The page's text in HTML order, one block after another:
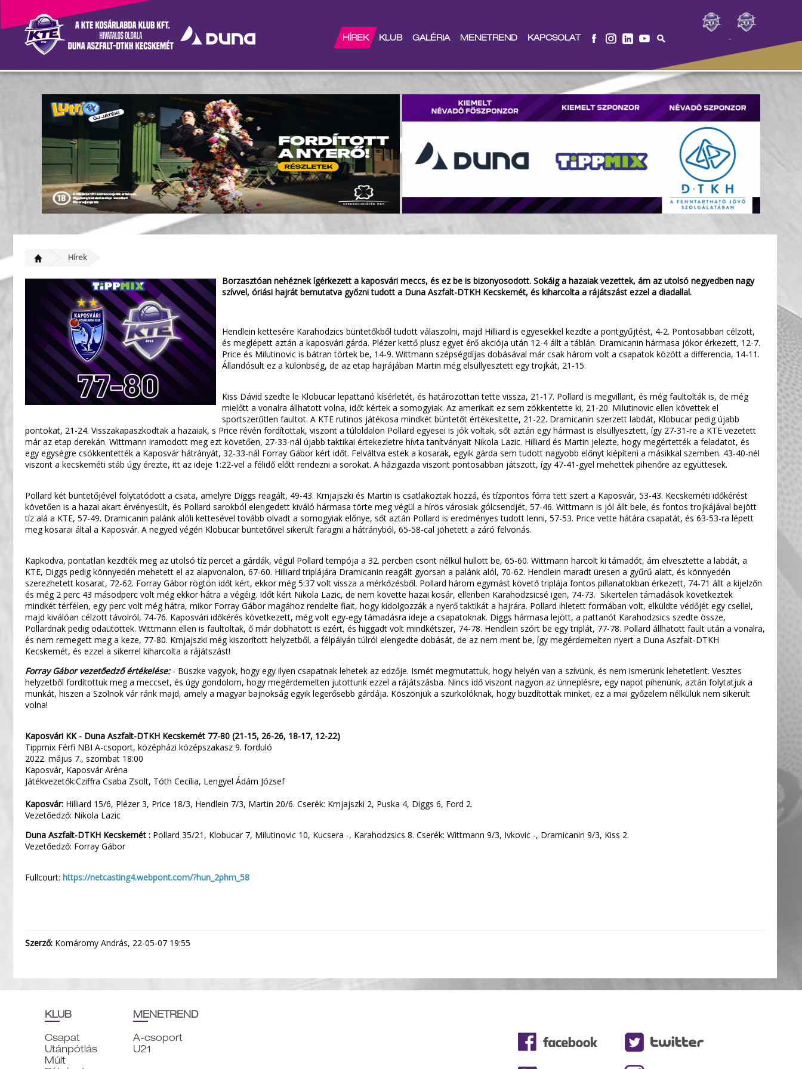
-
HÍREK KLUB GALÉRIA MENETREND KAPCSOLAT
Nagy szív, óriási hajrá, rájátszást érő diadal
Hírek
Borzasztóan nehéznek ígérkezett a kaposvári meccs, és ez be is bizonyosodott. Sokáig a hazaiak vezettek, ám az utolsó negyedben nagy
szívvel, óriási hajrát bemutatva győzni tudott a Duna Aszfalt-DTKH Kecskemét, és kiharcolta a rájátszást ezzel a diadallal.
Hendlein kettesére Karahodzics büntetőkből tudott válaszolni, majd Hilliard is egyesekkel kezdte a pontgyűjtést, 4-2. Pontosabban célzott,
és meglépett aztán a kaposvári gárda. Plézer kettő plusz egyet érő akciója után 12-4 állt a táblán. Dramicanin hármasa jókor érkezett, 12-7.
Price és Milutinovic is bátran törtek be, 14-9. Wittmann szépségdíjas dobásával már csak három volt a csapatok között a differencia, 14-11.
Állandósult ez a különbség, de az etap hajrájában Martin még elsüllyesztett egy trojkát, 21-15.
Kiss Dávid szedte le Klobucar lepattanó kísérletét, és határozottan tette vissza, 21-17. Pollard is megvillant, és még faultolták is, de még
mielőtt a vonalra állhatott volna, időt kértek a somogyiak. Az amerikait ez sem zökkentette ki, 21-20. Milutinovic ellen követtek el
sportszerűtlen faultot. A KTE rutinos játékosa mindkét büntetőt értékesítette, 21-22. Dramicanin szerzett labdát, Klobucar pedig újabb
pontokat, 21-24. Visszakapaszkodtak a hazaiak, s Price révén fordítottak, viszont a túloldalon Pollard egyesei is jók voltak, sőt aztán egy hármast is elsüllyesztett, így 27-31-re a KTE vezetett
már az etap derekán. Wittmann iramodott meg ezt követően, 27-33-nál újabb taktikai értekezletre hívta tanítványait Nikola Lazic. Hilliard és Martin jelezte, hogy megértették a feladatot, és
egy egységre csökkentették a Kaposvár hátrányát, 32-33-nál Forray Gábor kért időt. Felváltva estek a kosarak, egyik gárda sem tudott nagyobb előnyt kiépíteni a másikkal szemben. 43-40-nél
viszont a kecskeméti stáb úgy érezte, itt az ideje 1:22-vel a félidő előtt rendezni a sorokat. A házigazda viszont pontosabban játszott, így 47-41-gyel mehettek pihenőre az együttesek.
Pollard két büntetőjével folytatódott a csata, amelyre Diggs reagált, 49-43. Krnjajszki és Martin is csatlakoztak hozzá, és tízpontos fórra tett szert a Kaposvár, 53-43. Kecskeméti időkérést
követően is a hazai akart érvényesült, és Pollard sarokból elengedett kiváló hármasa törte meg végül a hírös városiak gólcsendjét, 57-46. Wittmann is jól állt bele, és fontos trojkájával bejött
tíz alá a KTE, 57-49. Dramicanin palánk alóli kettesével tovább olvadt a somogyiak előnye, sőt aztán Pollard is eredményes tudott lenni, 57-53. Price vette hátára csapatát, és 63-53-ra lépett
meg kosarai által a Kaposvár. A negyed végén Klobucar büntetőivel sikerült faragni a hátrányból, 65-58-cal jöhetett a záró felvonás.
Kapkodva, pontatlan kezdték meg az utolsó tíz percet a gárdák, végül Pollard tempója a 32. percben csont nélkül hullott be, 65-60. Wittmann harcolt ki támadót, ám elvesztette a labdát, a
KTE, Diggs pedig könnyedén mehetett el az alapvonalon, 67-60. Hilliard triplájára Dramicanin reagált gyorsan a palánk alól, 70-62. Hendlein maradt üresen a gyűrű alatt, és könnyedén
szerezhetett kosarat, 72-62. Forray Gábor rögtön időt kért, ekkor még 5:37 volt vissza a mérkőzésből. Pollard három egymást követő triplája fontos pillanatokban érkezett, 74-71 állt a kijelzőn
és még 2 perc 43 másodperc volt még ekkor hátra a végéig. Időt kért Nikola Lazic, de nem követte hazai kosár, ellenben Karahodzsicsé igen, 74-73. Sikertelen támadások következtek
mindkét térfélen, egy perc volt még hátra, mikor Forray Gábor magához rendelte fiait, hogy kidolgozzák a nyerő taktikát a hajrára. Pollard ihletett formában volt, elküldte védőjét egy csellel,
majd kiválóan célzott távolról, 74-76. Kaposvári időkérés következett, még volt egy-egy támadásra ideje a csapatoknak. Diggs hármasa lejött, a pattanót Karahodzsics szedte össze,
Pollardnak pedig odaütöttek. Wittmann ellen is faultoltak, ő már dobhatott is ezért, és higgadt volt mindkétszer, 74-78. Hendlein szórt be egy triplát, 77-78. Pollard állhatott fault után a vonalra,
és nem remegett meg a keze, 77-80. Krnjajszki még kiszorított helyzetből, a félpályán túlról elengedte dobását, de az nem ment be, így megérdemelten nyert a Duna Aszfalt-DTKH
Kecskemét, és ezzel a sikerrel kiharcolta a rájátszást!
Forray Gábor vezetőedző értékelése: - Büszke vagyok, hogy egy ilyen csapatnak lehetek az edzője. Ismét megmutattuk, hogy helyén van a szívünk, és nem ismerünk lehetetlent. Vesztes
helyzetből fordítottuk meg a meccset, és úgy gondolom, hogy megérdemelten jutottunk ezzel a rájátszásba. Nincs idő viszont nagyon az ünneplésre, egy napot pihenünk, aztán folytatjuk a
munkát, hiszen a Szolnok vár ránk majd, amely a magyar bajnokság egyik legerősebb gárdája. Köszönjük a szurkolóknak, hogy buzdítottak minket, ez a mai győzelem nélkülük nem sikerült
volna!
Kaposvári KK - Duna Aszfalt-DTKH Kecskemét 77-80 (21-15, 26-26, 18-17, 12-22)
Tippmix Férfi NBI A-csoport, középházi középszakasz 9. forduló
2022. május 7., szombat 18:00
Kaposvár, Kaposvár Aréna
Játékvezetők:Cziffra Csaba Zsolt, Tóth Cecília, Lengyel Ádám József
Kaposvár: Hilliard 15/6, Plézer 3, Price 18/3, Hendlein 7/3, Martin 20/6. Cserék: Krnjajszki 2, Puska 4, Diggs 6, Ford 2.
Vezetőedző: Nikola Lazic
Duna Aszfalt-DTKH Kecskemét : Pollard 35/21, Klobucar 7, Milutinovic 10, Kucsera -, Karahodzsics 8. Cserék: Wittmann 9/3, Ivkovic -, Dramicanin 9/3, Kiss 2.
Vezetőedző: Forray Gábor
Fullcourt: https://netcasting4.webpont.com/?hun_2phm_58
Szerző: Komáromy András, 22-05-07 19:55
KLUB
Csapat
Utánpótlás
Múlt
MENETREND
A-csoport
U21